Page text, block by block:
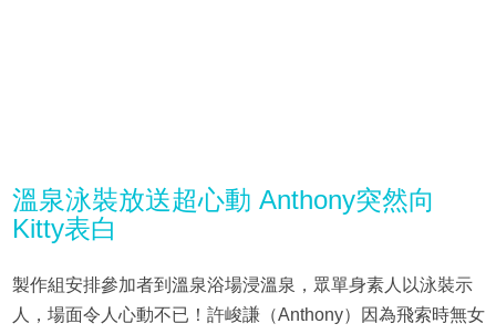
溫泉泳裝放送超心動 Anthony突然向
Kitty表白
製作組安排參加者到溫泉浴場浸溫泉，眾單身素人以泳裝示
人，場面令人心動不已！許峻謙（Anthony）因為飛索時無女